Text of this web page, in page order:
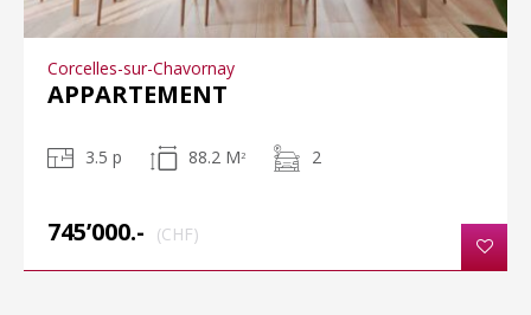
Corcelles-sur-Chavornay
APPARTEMENT
3.5 p 88.2 M 2 2
745’000.- (CHF)